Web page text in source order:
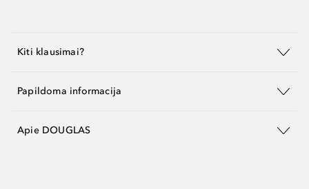
Kiti klausimai?
Papildoma informacija
Apie DOUGLAS